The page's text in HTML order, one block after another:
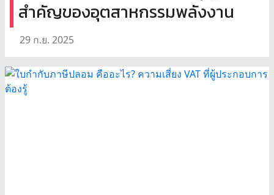
สำคัญของอุตสาหกรรมพลังงาน
29 ก.ย. 2025